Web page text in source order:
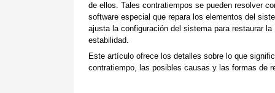
de ellos. Tales contratiempos se pueden resolver
software especial que repara los elementos del
ajusta la configuración del sistema para restaurar la
estabilidad.
Este artículo ofrece los detalles sobre lo que
contratiempo, las posibles causas y las formas de
Una vez que se complete la descarga, haga
clic en el enlace del archivo descargado